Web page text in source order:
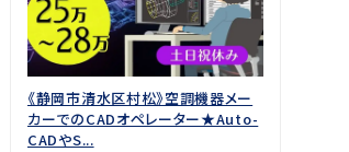
《静岡市清水区村松》空調機器メー
カーでのCADオペレーター★Auto-
CADやS...